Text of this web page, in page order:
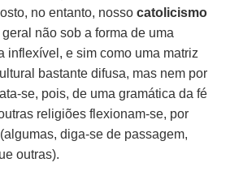
no entanto, nossocatolicismo
não sob a forma de uma
inflexível, e sim como uma matriz
bastante difusa, mas nem por
se, pois, de uma gramática da fé
religiões flexionam-se, por
diga-se de passagem,
outras).